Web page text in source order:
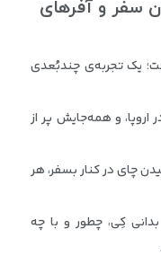
سفر و آفرهای
یک تجربه‌ی چندبُعدی
و همه‌جایش پر از
چای در کنار بسفر، هر
بدانی کِی، چطور و با چه